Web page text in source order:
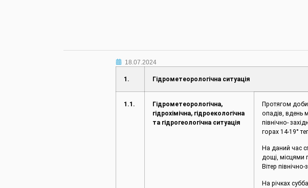
18.07.2024
1. Гідрометеорологічна ситуація
1.1.
Гідрометеорологічна,
гідрохімічна, гідроекологічна
та гідрогеологічна ситуація
Протягом доби
опадів, вдень
північно-
горах 14-19°
На даний час
дощі, місцями
Вітер
На річках